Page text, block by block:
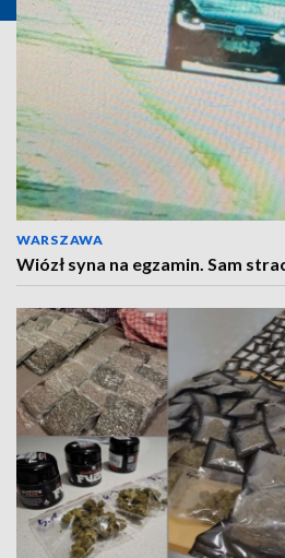
WARSZAWA
Wiózł syna na egzamin. Sam